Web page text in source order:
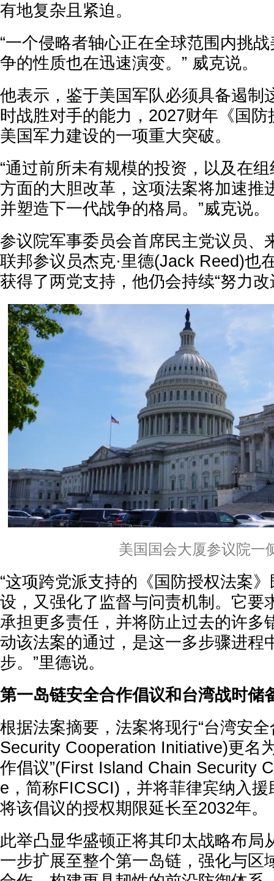
有地复杂且紧迫。
“一个侵略者轴心正在全球范围内挑
争的性质也在迅速演变。” 威克说。
他表示，鉴于美国军队必须具备遏制
时战胜对手的能力，2027财年《国
美国军力建设的一项重大突破。
“通过前所未有规模的投资，以及在
方面的大胆改革，这项法案将加速推
并塑造下一代战争的格局。”威克说。
参议院军事委员会首席民主党议员、
联邦参议员杰克·里德(Jack Reed)也
获得了两党支持，他仍会持续“努力改
美国国会大厦参议院一
“这项跨党派支持的《国防授权法案
设，又强化了监督与问责机制。它要
承担更多责任，并将防止过去的许多
动该法案的通过，是这一多步骤进程
步。”里德说。
第一岛链安全合作倡议和台湾战时储
根据法案摘要，法案将现行“台湾安全
Security Cooperation Initiative)更名
作倡议”(First Island Chain Security
e，简称FICSCI)，并将菲律宾纳入
将该倡议的授权期限延长至2032年。
此举凸显华盛顿正将其印太战略布局
一步扩展至整个第一岛链，强化与区